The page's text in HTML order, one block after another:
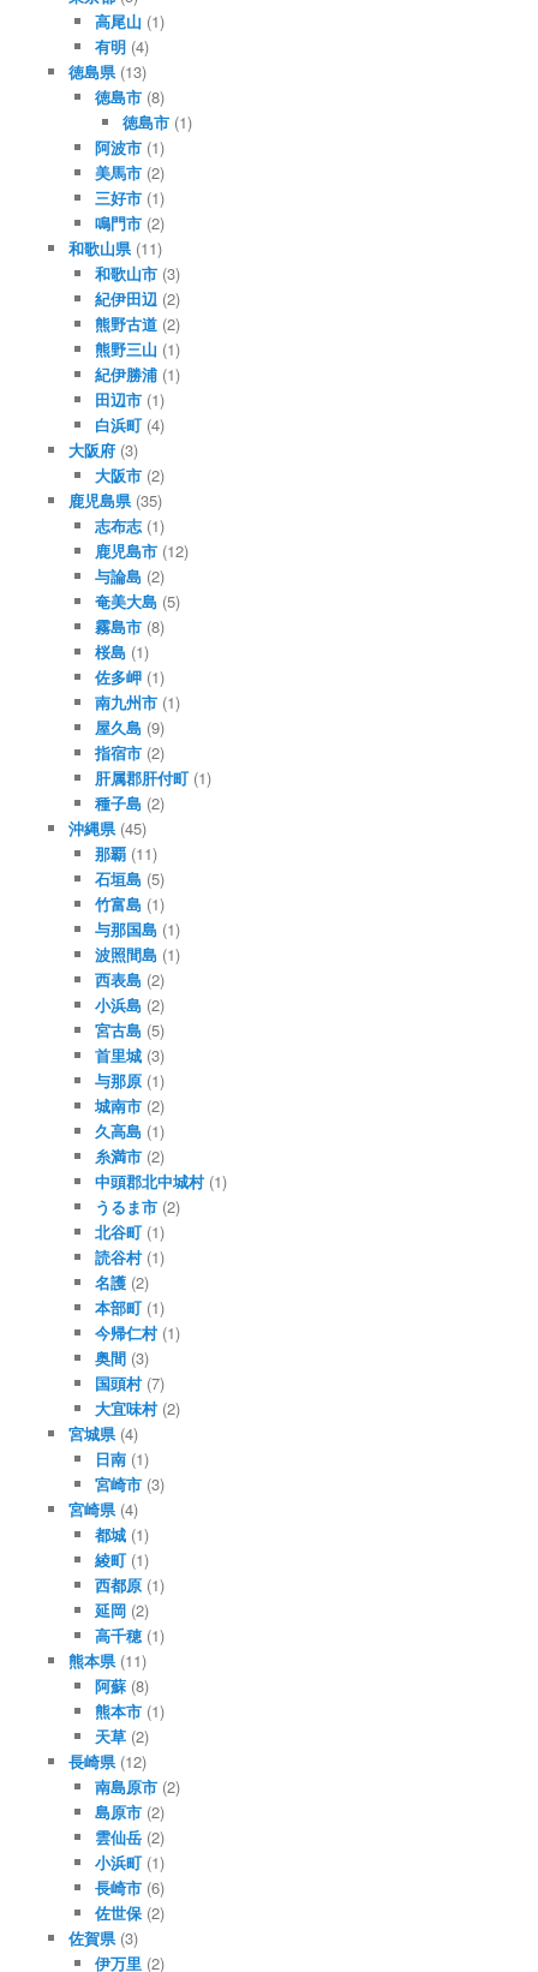
高尾山 (1)
有明 (4)
徳島県(13)
徳島市 (8)
徳島市(1)
阿波市 (1)
美馬市 (2)
三好市 (1)
鳴門市 (2)
和歌山県(11)
和歌山市 (3)
紀伊田辺 (2)
熊野古道 (2)
熊野三山 (1)
紀伊勝浦 (1)
田辺市 (1)
白浜町 (4)
大阪府(3)
大阪市 (2)
鹿児島県(35)
志布志(1)
鹿児島市 (12)
与論島 (2)
奄美大島 (5)
霧島市 (8)
桜島 (1)
佐多岬 (1)
南九州市 (1)
屋久島 (9)
指宿市 (2)
肝属郡肝付町 (1)
種子島 (2)
沖縄県(45)
那覇 (11)
石垣島 (5)
竹富島 (1)
与那国島 (1)
波照間島 (1)
西表島 (2)
小浜島 (2)
宮古島 (5)
首里城 (3)
与那原 (1)
城南市 (2)
久高島 (1)
糸満市 (2)
中頭郡北中城村(1)
うるま市 (2)
北谷町 (1)
読谷村(1)
名護 (2)
本部町 (1)
今帰仁村(1)
奥間 (3)
国頭村(7)
大宜味村(2)
宮城県(4)
日南 (1)
宮崎市 (3)
宮崎県(4)
都城 (1)
綾町 (1)
西都原 (1)
延岡 (2)
高千穂 (1)
熊本県(11)
阿蘇 (8)
熊本市 (1)
天草 (2)
長崎県(12)
南島原市 (2)
島原市 (2)
雲仙岳 (2)
小浜町 (1)
長崎市 (6)
佐世保 (2)
佐賀県(3)
伊万里 (2)